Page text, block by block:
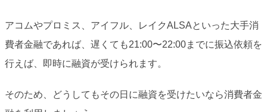
アコムやプロミス、アイフル、レイクALSAといった大手消
費者金融であれば、遅くても21:00〜22:00までに振込依頼を
行えば、即時に融資が受けられます。
そのため、どうしてもその日に融資を受けたいなら消費者金